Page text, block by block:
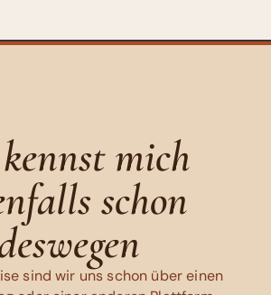
mich
schon
sind wir uns schon über einen